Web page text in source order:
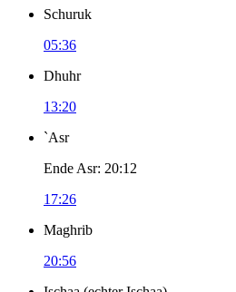
Schuruk
05:36
Dhuhr
13:20
`Asr
Ende Asr: 20:12
17:26
Maghrib
20:56